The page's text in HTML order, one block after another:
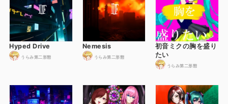
Hyped Drive
うらみ第二形態
Nemesis
うらみ第二形態
初音ミクの胸を盛り
たい
うらみ第二形態